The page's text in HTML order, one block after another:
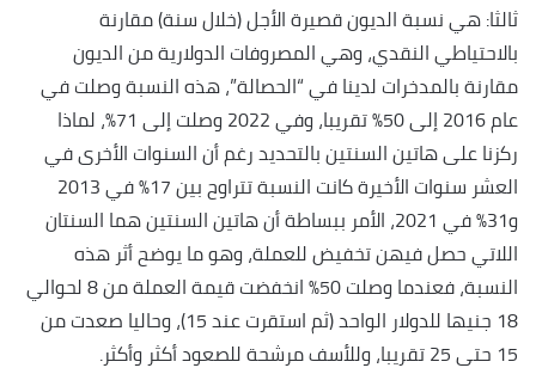
ثالثا: هي نسبة الديون قصيرة الأجل (خلال سنة) مقارنة
بالاحتياطي النقدي، وهي المصروفات الدولارية من الديون
مقارنة بالمدخرات لدينا في “الحصالة”، هذه النسبة وصلت في
عام 2016 إلى 50% تقريبا، وفي 2022 وصلت إلى 71%، لماذا
ركزنا على هاتين السنتين بالتحديد رغم أن السنوات الأخرى في
العشر سنوات الأخيرة كانت النسبة تتراوح بين 17% في 2013
و31% في 2021، الأمر ببساطة أن هاتين السنتين هما السنتان
اللاتي حصل فيهن تخفيض للعملة، وهو ما يوضح أثر هذه
النسبة، فعندما وصلت 50% انخفضت قيمة العملة من 8 لحوالي
18 جنيها للدولار الواحد (ثم استقرت عند 15)، وحاليا صعدت من
15 حتى 25 تقريبا، وللأسف مرشحة للصعود أكثر وأكثر.